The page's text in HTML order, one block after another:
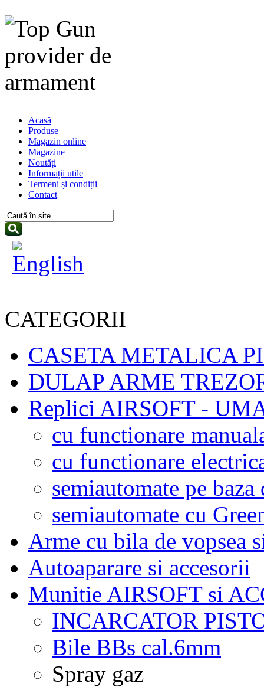
Acasă
Produse
Magazin online
Magazine
Noutăți
Informații utile
Termeni și condiții
Contact
CATEGORII
CASETA METALICA
DULAP ARME
Replici AIRSOFT -
cu functionare
cu functionare
semiautomate pe baza
semiautomate cu
Arme cu bila de
Autoaparare si accesorii
Munitie AIRSOFT si
INCARCATOR
Bile BBs cal.6mm
Spray gaz